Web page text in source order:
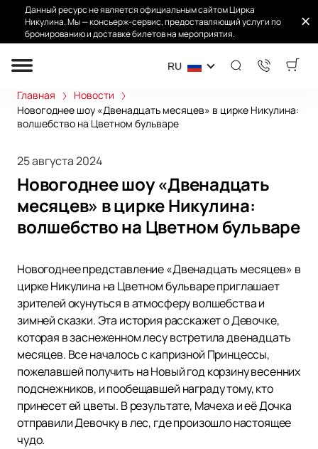
Данный ресурс не является официальным сайтом Цирка
Никулина. Мы — консьерж-сервис, предоставляющий услуги по
бронированию и доставке билетов на мероприятия.
RU
Главная
Новости
Новогоднее шоу «Двенадцать месяцев» в цирке Никулина:
волшебство на Цветном бульваре
25 августа 2024
Новогоднее шоу «Двенадцать
месяцев» в цирке Никулина:
волшебство на Цветном бульваре
Новогоднее представление «Двенадцать месяцев» в
цирке Никулина на Цветном бульваре приглашает
зрителей окунуться в атмосферу волшебства и
зимней сказки. Эта история расскажет о Девочке,
которая в заснеженном лесу встретила двенадцать
месяцев. Все началось с капризной Принцессы,
пожелавшей получить на Новый год корзину весенних
подснежников, и пообещавшей награду тому, кто
принесет ей цветы. В результате, Мачеха и её Дочка
отправили Девочку в лес, где произошло настоящее
чудо.